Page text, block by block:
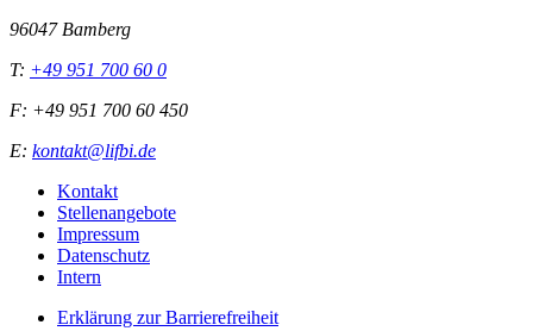
96047 Bamberg
T: +49 951 700 60 0
F: +49 951 700 60 450
E: kontakt@lifbi.de
Kontakt
Stellenangebote
Impressum
Datenschutz
Intern
Erklärung zur Barrierefreiheit